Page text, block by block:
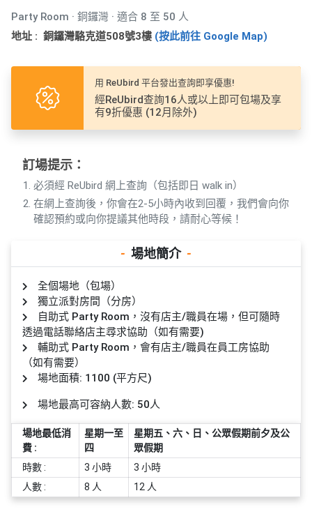
品
分
r
y
R
o
到
會
美
食
特
色
蛋
花
束
及
花
藝
類
搞
t
y
朋
友
聚
會
祝
生
日
拍
拖
活
動
攻
略
員
需
知
軟
夾
Party Room · 銅鑼灣 · 適合 8 至 50 人
地址 : 銅鑼灣駱克道508號3樓 (按此前往 Google Map)
用 ReUbird 平台發出查詢即享優惠!
經ReUbird查詢16人或以上即可包場及享
有9折優惠 (12月除外)
訂場提示：
必須經 ReUbird 網上查詢（包括即日 walk in）
在網上查詢後，你會在2-5小時內收到回覆，我們會向你
確認預約或向你提議其他時段，請耐心等候！
- 場地簡介 -
全個場地（包場）
獨立派對房間（分房）
自助式 Party Room，沒有店主/職員在場，但可隨時
透過電話聯絡店主尋求協助（如有需要)
輔助式 Party Room，會有店主/職員在員工房協助
（如有需要）
場地面積: 1100 (平方尺)
場地最高可容納人數: 50人
場地最低消
費 :
星期一至
四
星期五、六、日、公眾假期前夕及公
眾假期
時數 :
3 小時
3 小時
人數 :
8 人 12 人